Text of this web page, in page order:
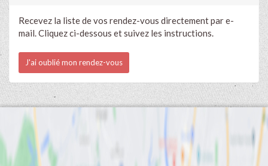
Recevez la liste de vos rendez-vous directement par e-
mail. Cliquez ci-dessous et suivez les instructions.
J'ai oublié mon rendez-vous